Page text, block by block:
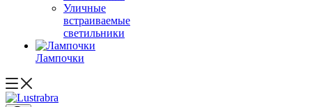
Уличные
встраиваемые
светильники
Лампочки